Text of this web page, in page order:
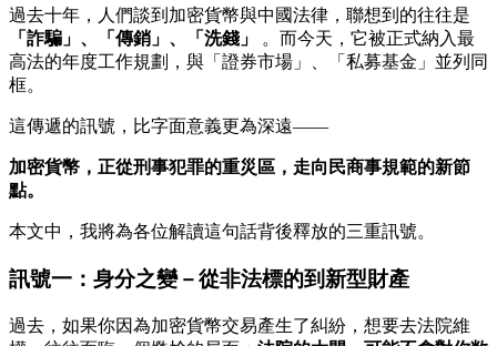
過去十年，人們談到加密貨幣與中國法律，聯想到的往往是
「詐騙」、「傳銷」、「洗錢」
。而今天，它被正式納入最
高法的年度工作規劃，與「證券市場」、「私募基金」並列同
框。
這傳遞的訊號，比字面意義更為深遠——
加密貨幣，正從刑事犯罪的重災區，走向民商事規範的新節
點。
本文中，我將為各位解讀這句話背後釋放的三重訊號。
訊號一：身分之變－從非法標的到新型財產
過去，如果你因為加密貨幣交易產生了糾紛，想要去法院維